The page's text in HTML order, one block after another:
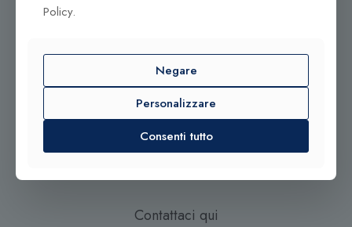
© 2025 Gioielleria Bandiera
P.IVA:01235880885 | Sito realizzato daBSS SRL
Contattaci qui
Policy.
Negare
Personalizzare
Consenti tutto